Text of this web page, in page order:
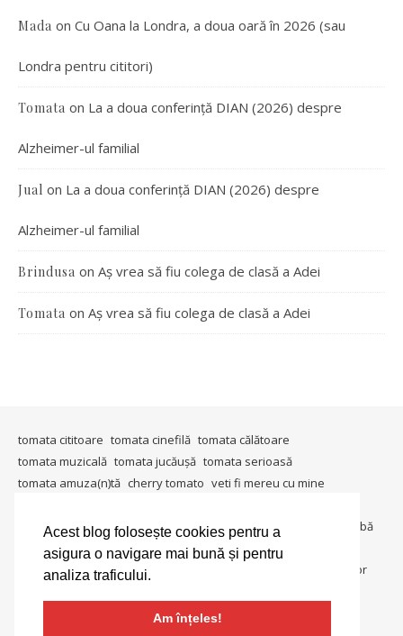
Acest blog folosește cookies pentru a
asigura o navigare mai bună și pentru
analiza traficului.
Am înțeles!
Mada on Cu Oana la Londra, a doua oară în 2026 (sau
Londra pentru cititori)
Tomata on La a doua conferință DIAN (2026) despre
Alzheimer-ul familial
Jual on La a doua conferință DIAN (2026) despre
Alzheimer-ul familial
Brindusa on Aș vrea să fiu colega de clasă a Adei
Tomata on Aș vrea să fiu colega de clasă a Adei
tomata cititoare tomata cinefilă tomata călătoare
tomata muzicală tomata jucăușă tomata serioasă
tomata amuza(n)tă cherry tomato veti fi mereu cu mine
tomata gândeşte io, io şi iarăşi io metablogging
tomata întreabă
tomata in societate tomata colecționară tomata umanitara
tomata dedică tomata lucrează
tomata in lumina reflectoarelor